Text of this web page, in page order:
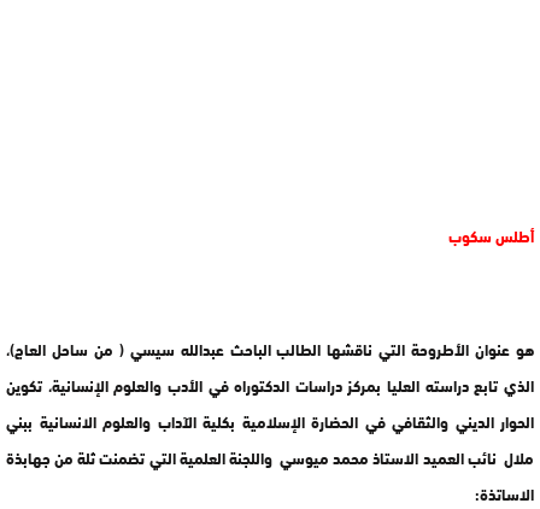
أطلس سكوب
هو عنوان الأطروحة التي ناقشها الطالب الباحث عبدالله سيسي ( من ساحل العاج)،
الذي تابع دراسته العليا بمركز دراسات الدكتوراه في الأدب والعلوم الإنسانية، تكوين
الحوار الديني والثقافي في الحضارة الإسلامية بكلية الآداب والعلوم الانسانية ببني
ملال نائب العميد الاستاذ محمد ميوسي واللجنة العلمية التي تضمنت ثلة من جهابذة
الاساتذة: